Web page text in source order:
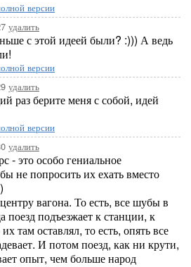
версии
удалить
с этой идеей были? :))) А ведь
версии
удалить
раз берите меня с собой, идей
версии
удалить
- это особо гениальное
не попросить их ехать вместо
вагона. То есть, все шубы в
поезд подъезжает к станции, к
там оставлял, то есть, опять все
И потом поезд, как ни крути,
опыт, чем больше народ